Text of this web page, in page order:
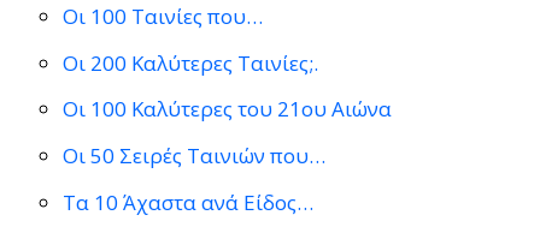
Οι 100 Ταινίες που…
Οι 200 Καλύτερες Ταινίες;.
Οι 100 Καλύτερες του 21ου Αιώνα
Οι 50 Σειρές Ταινιών που…
Τα 10 Άχαστα ανά Είδος…